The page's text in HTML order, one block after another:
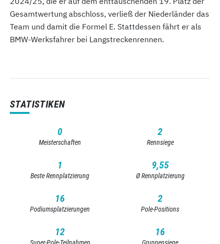
Gesamtwertung abschloss, verließ der Niederländer das
Team und damit die Formel E. Stattdessen fährt er als
BMW-Werksfahrer bei Langstreckenrennen.
STATISTIKEN
0
Meisterschaften
2
Rennsiege
1
Beste Rennplatzierung
9,55
Ø Rennplatzierung
16
Podiumsplatzierungen
2
Pole-Positions
12 16